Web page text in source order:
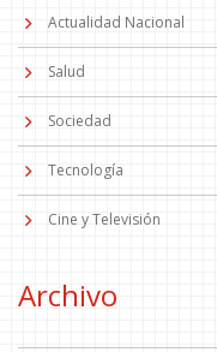
Actualidad Nacional
Salud
Sociedad
Tecnología
Cine y Televisión
Archivo